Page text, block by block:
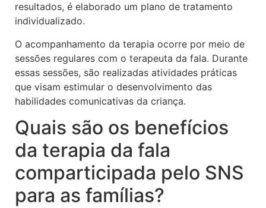
resultados, é elaborado um plano de tratamento
individualizado.
O acompanhamento da terapia ocorre por meio de
sessões regulares com o terapeuta da fala. Durante
essas sessões, são realizadas atividades práticas
que visam estimular o desenvolvimento das
habilidades comunicativas da criança.
Quais são os benefícios
da terapia da fala
comparticipada pelo SNS
para as famílias?